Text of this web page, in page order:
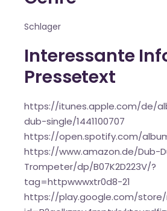
Schlager
Interessante
Pressetext
https://itunes.apple.com/de/
dub-single/1441100707
https://open.spotify.com/
https://www.amazon.de/Dub-
Trompeter/dp/B07K2D223V/?
tag=httpwwwxtr0d8-21
https://play.google.com/